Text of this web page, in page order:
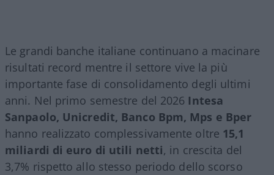
Le grandi banche italiane continuano a macinare
risultati record mentre il settore vive la più
importante fase di consolidamento degli ultimi
anni. Nel primo semestre del 2026 Intesa
Sanpaolo, Unicredit, Banco Bpm, Mps e Bper
hanno realizzato complessivamente oltre 15,1
miliardi di euro di utili netti, in crescita del
3,7% rispetto allo stesso periodo dello scorso